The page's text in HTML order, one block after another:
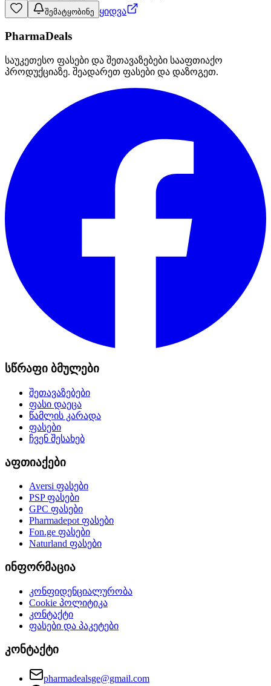
შემატყობინე ყიდვა
PharmaDeals
საუკეთესო ფასები და შეთავაზებები სააფთიაქო
პროდუქციაზე. შეადარეთ ფასები და დაზოგეთ.
სწრაფი ბმულები
შეთავაზებები
ფასი დაეცა
წამლის კარადა
ფასები
ჩვენ შესახებ
აფთიაქები
Aversi ფასები
PSPფასები
GPC ფასები
Pharmadepotფასები
Fon.ge ფასები
Naturland ფასები
ინფორმაცია
კონფიდენციალურობა
Cookie პოლიტიკა
კონტაქტი
ფასები და პაკეტები
კონტაქტი
pharmadealsge@gmail.com